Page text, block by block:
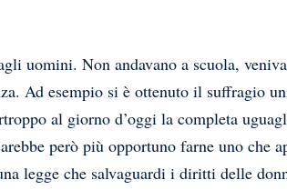
uomini. Non andavano a scuola,
Ad esempio si è ottenuto il suffragio
al giorno d’oggi la completa
però più opportuno farne uno che
legge che salvaguardi i diritti delle